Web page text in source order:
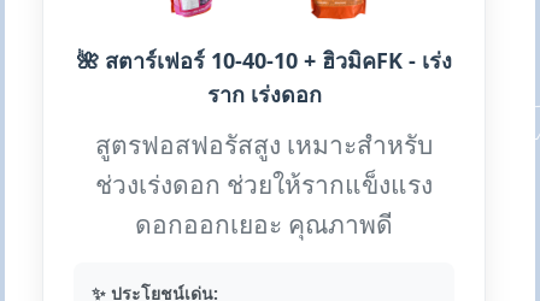
🌺 สตาร์เฟอร์ 10-40-10 + ฮิวมิคFK - เร่ง
ราก เร่งดอก
สูตรฟอสฟอรัสสูง เหมาะสำหรับ
ช่วงเร่งดอก ช่วยให้รากแข็งแรง
ดอกออกเยอะ คุณภาพดี
✨ ประโยชน์เด่น: